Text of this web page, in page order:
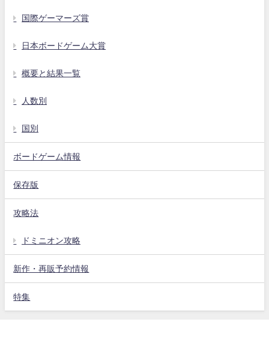
国際ゲーマーズ賞
日本ボードゲーム大賞
概要と結果一覧
人数別
国別
ボードゲーム情報
保存版
攻略法
ドミニオン攻略
新作・再販予約情報
特集